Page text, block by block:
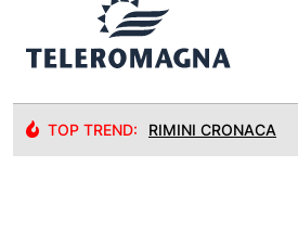
TOP TREND: RIMINI CRONACA